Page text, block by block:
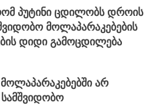
პუტინი ცდილობს დროის
მოლაპარაკებების
დიდი გამოცდილება
არ